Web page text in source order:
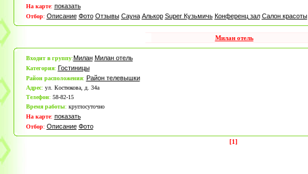
На карте: показать
Отбор: Описание Фото Отзывы Сауна Алькор Super Кузьмичь Конференц зал Салон красоты
Милан отель
Входит в группу:Милан Милан отель
Категория: Гостиницы
Район расположения: Район телевышки
Адрес: ул. Костюкова, д. 34а
Телефон: 58-82-15
Время работы: круглосуточно
На карте: показать
Отбор: Описание Фото
[1]